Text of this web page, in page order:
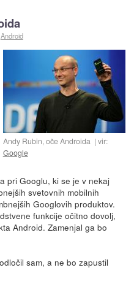
Android
Andy Rubin, oče Androida
vir:
Google
pri Googlu, ki se je v nekaj
svetovnih mobilnih
Googlovih produktov.
funkcije očitno dovolj,
Android. Zamenjal ga bo
sam, a ne bo zapustil